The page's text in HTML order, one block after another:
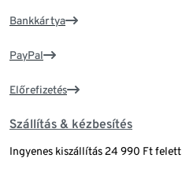
Bankkártya
PayPal
Előrefizetés
Szállítás & kézbesítés
Ingyenes kiszállítás 24 990 Ft felett